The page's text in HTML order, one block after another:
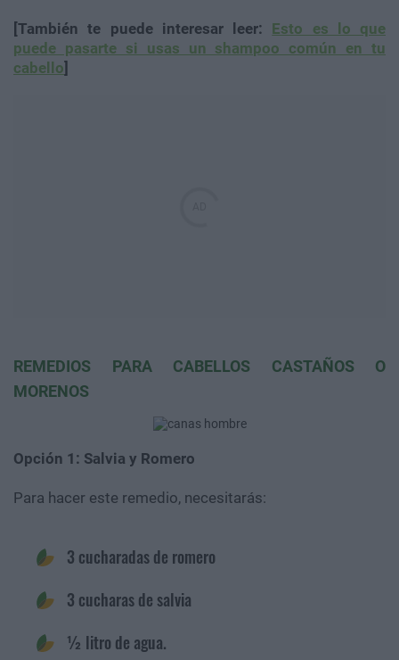
[También te puede interesar leer: Esto es lo que
puede pasarte si usas un shampoo común en tu
cabello]
REMEDIOS PARA CABELLOS CASTAÑOS O
MORENOS
Opción 1: Salvia y Romero
Para hacer este remedio, necesitarás:
3 cucharadas de romero
3 cucharas de salvia
½ litro de agua.